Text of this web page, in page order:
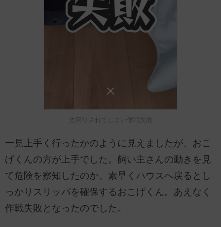
先回りされてしまい作戦失敗
一見上手く行ったかのように見えましたが、おこ
げくんの方が上手でした。飼い主さんの動きを見
て危険を察知したのか、素早くハウスへ戻るとし
っかりスリッパを確保するおこげくん。あえなく
作戦失敗となったのでした。